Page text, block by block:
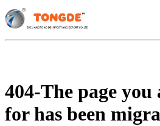
404-The page
for has been